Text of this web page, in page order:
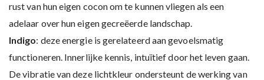
rust van hun eigen cocon om te kunnen vliegen als een
adelaar over hun eigen gecreëerde landschap.
Indigo: deze energie is gerelateerd aan gevoelsmatig
functioneren. Innerlijke kennis, intuïtief door het leven gaan.
De vibratie van deze lichtkleur ondersteunt de werking van